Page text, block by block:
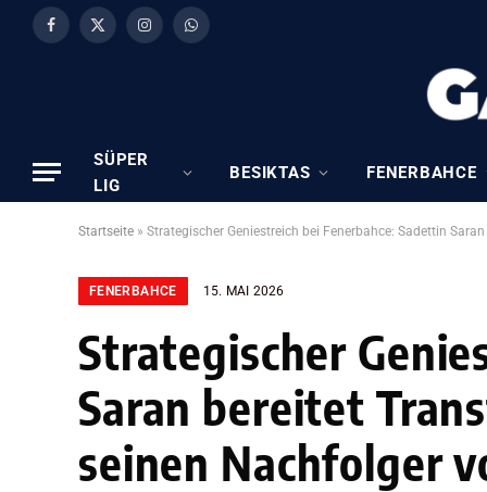
Facebook
X
InstagramWhatsApp
SÜPER
LIG
BESIKTAS FENERBAHCE
Startseite » Strategischer Geniestreich bei Fenerbahce: Sadettin
FENERBAHCE 15. MAI 2026
Strategischer
Saran bereitet
seinen Nachfolger